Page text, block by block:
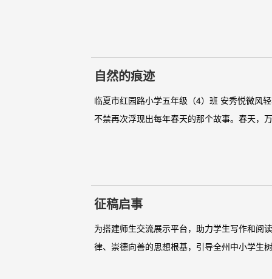
自然的痕迹
临夏市红园路小学五年级（4）班 安秀悦微风
不禁再次浮现出每年春天的那个故事。春天，
征稿启事
为搭建师生交流展示平台，助力学生写作和阅
律、崇德向善的思想根基，引导全州中小学生